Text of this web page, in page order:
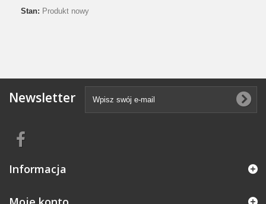
Stan: Produkt nowy
Newsletter
Informacja